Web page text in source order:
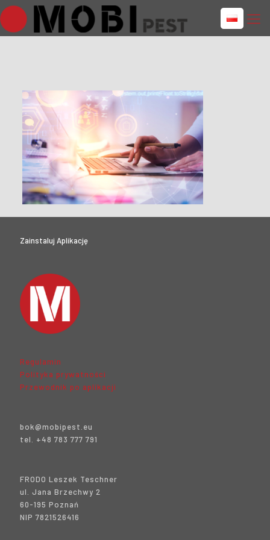
Zainstaluj Aplikację
Regulamin
Polityka prywatności
Przewodnik po aplikacji
bok@mobipest.eu
tel. +48 783 777 791
FRODO Leszek Teschner
ul. Jana Brzechwy 2
60-195 Poznań
NIP 7821526416